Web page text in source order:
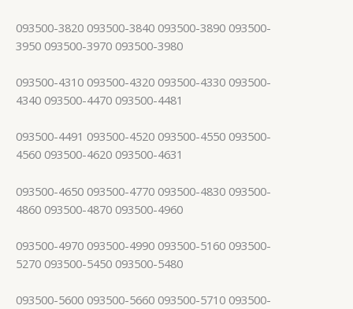
093500-3820 093500-3840 093500-3890 093500-
3950 093500-3970 093500-3980
093500-4310 093500-4320 093500-4330 093500-
4340 093500-4470 093500-4481
093500-4491 093500-4520 093500-4550 093500-
4560 093500-4620 093500-4631
093500-4650 093500-4770 093500-4830 093500-
4860 093500-4870 093500-4960
093500-4970 093500-4990 093500-5160 093500-
5270 093500-5450 093500-5480
093500-5600 093500-5660 093500-5710 093500-